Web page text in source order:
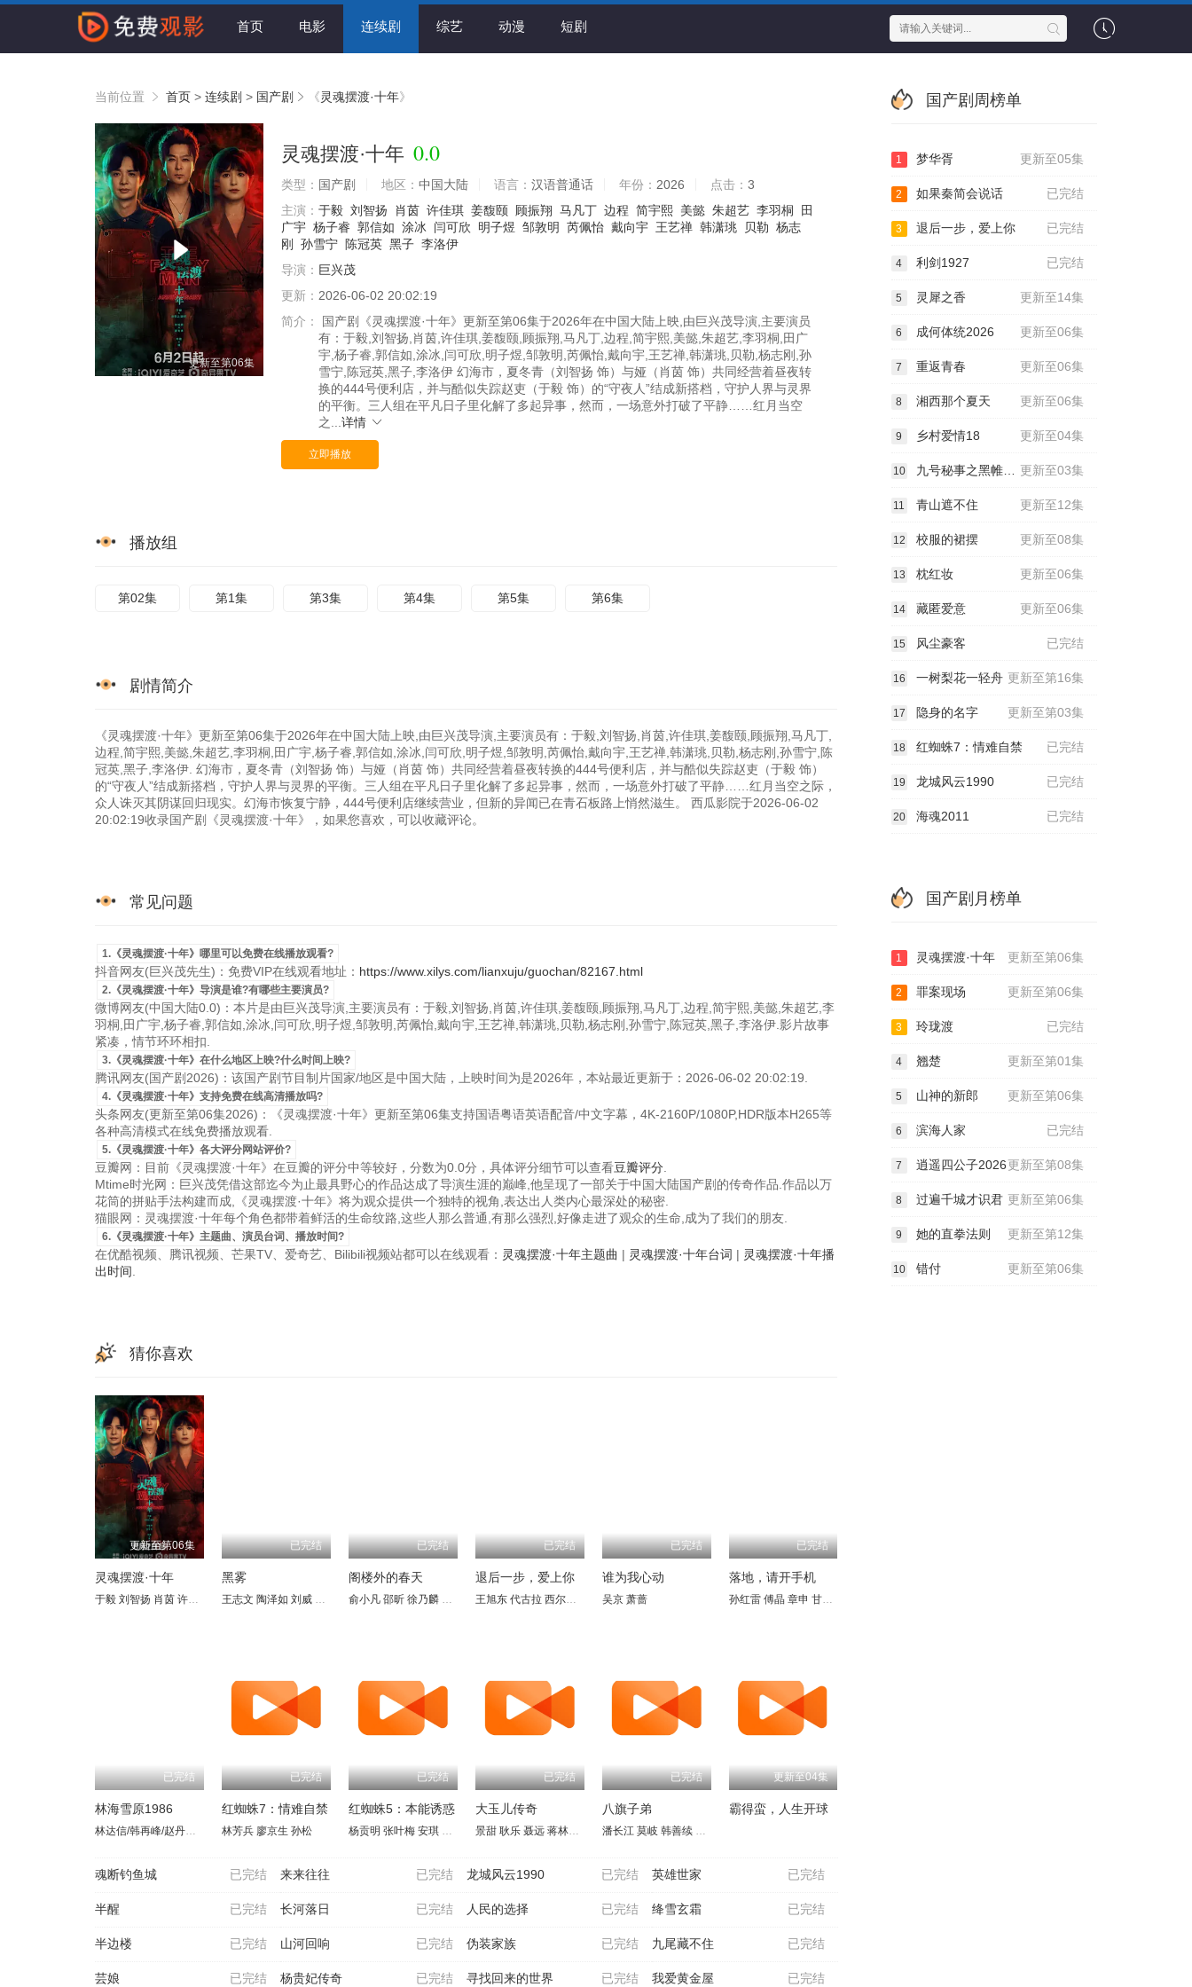
首页 电影 连续剧 综艺 动漫 短剧
当前位置 首页 > 连续剧 > 国产剧 《灵魂摆渡·十年》
更新至第06集
灵魂摆渡·十年 0.0
类型： 国产剧 地区： 中国大陆 语言： 汉语普通话 年份： 2026 点击： 3
主演： 于毅 刘智扬 肖茵 许佳琪 姜馥颐 顾振翔 马凡丁 边程 简宇熙 美懿 朱超艺 李羽桐
田
广宇 杨子睿 郭信如 涂冰 闫可欣 明子煜 邹敦明 芮佩怡 戴向宇 王艺禅 韩潇珧 贝勒 杨志
刚
孙雪宁 陈冠英 黑子 李洛伊
导演： 巨兴茂
更新： 2026-06-02 20:02:19
简介：
国产剧《灵魂摆渡·十年》更新至第06集于2026年在中国大陆上映,由巨兴茂导演,主要演员
有：于毅,刘智扬,肖茵,许佳琪,姜馥颐,顾振翔,马凡丁,边程,简宇熙,美懿,朱超艺,李羽桐,田广
宇,杨子睿,郭信如,涂冰,闫可欣,明子煜,邹敦明,芮佩怡,戴向宇,王艺禅,韩潇珧,贝勒,杨志刚,孙
雪宁,陈冠英,黑子,李洛伊 幻海市，夏冬青（刘智扬 饰）与娅（肖茵 饰）共同经营着昼夜转
换的444号便利店，并与酷似失踪赵吏（于毅 饰）的“守夜人”结成新搭档，守护人界与灵界
的平衡。三人组在平凡日子里化解了多起异事，然而，一场意外打破了平静……红月当空
之... 详情
立即播放
播放组
第02集 第1集 第3集 第4集 第5集 第6集
剧情简介
《灵魂摆渡·十年》更新至第06集于2026年在中国大陆上映,由巨兴茂导演,主要演员有：于毅,刘智扬,肖茵,许佳琪,姜馥颐,顾振翔,马凡丁,
边程,简宇熙,美懿,朱超艺,李羽桐,田广宇,杨子睿,郭信如,涂冰,闫可欣,明子煜,邹敦明,芮佩怡,戴向宇,王艺禅,韩潇珧,贝勒,杨志刚,孙雪宁,陈
冠英,黑子,李洛伊. 幻海市，夏冬青（刘智扬 饰）与娅（肖茵 饰）共同经营着昼夜转换的444号便利店，并与酷似失踪赵吏（于毅 饰）
的“守夜人”结成新搭档，守护人界与灵界的平衡。三人组在平凡日子里化解了多起异事，然而，一场意外打破了平静……红月当空之际，
众人诛灭其阴谋回归现实。幻海市恢复宁静，444号便利店继续营业，但新的异闻已在青石板路上悄然滋生。 西瓜影院于2026-06-02
20:02:19收录国产剧《灵魂摆渡·十年》，如果您喜欢，可以收藏评论。
常见问题
1.《灵魂摆渡·十年》哪里可以免费在线播放观看?
抖音网友(巨兴茂先生)：免费VIP在线观看地址： https://www.xilys.com/lianxuju/guochan/82167.html
2.《灵魂摆渡·十年》导演是谁?有哪些主要演员?
微博网友(中国大陆0.0)：本片是由巨兴茂导演,主要演员有：于毅,刘智扬,肖茵,许佳琪,姜馥颐,顾振翔,马凡丁,边程,简宇熙,美懿,朱超艺,李
羽桐,田广宇,杨子睿,郭信如,涂冰,闫可欣,明子煜,邹敦明,芮佩怡,戴向宇,王艺禅,韩潇珧,贝勒,杨志刚,孙雪宁,陈冠英,黑子,李洛伊.影片故事
紧凑，情节环环相扣.
3.《灵魂摆渡·十年》在什么地区上映?什么时间上映?
腾讯网友(国产剧2026)：该国产剧节目制片国家/地区是中国大陆，上映时间为是2026年，本站最近更新于：2026-06-02 20:02:19.
4.《灵魂摆渡·十年》支持免费在线高清播放吗?
头条网友(更新至第06集2026)：《灵魂摆渡·十年》更新至第06集支持国语粤语英语配音/中文字幕，4K-2160P/1080P,HDR版本H265等
各种高清模式在线免费播放观看.
5.《灵魂摆渡·十年》各大评分网站评价?
豆瓣网：目前《灵魂摆渡·十年》在豆瓣的评分中等较好，分数为0.0分，具体评分细节可以查看豆瓣评分
Mtime时光网：巨兴茂凭借这部迄今为止最具野心的作品达成了导演生涯的巅峰,他呈现了一部关于中国大陆国产剧的传奇作品.作品以万
花筒的拼贴手法构建而成,《灵魂摆渡·十年》将为观众提供一个独特的视角,表达出人类内心最深处的秘密.
猫眼网：灵魂摆渡·十年每个角色都带着鲜活的生命纹路,这些人那么普通,有那么强烈,好像走进了观众的生命,成为了我们的朋友.
6.《灵魂摆渡·十年》主题曲、演员台词、播放时间?
在优酷视频、腾讯视频、芒果TV、爱奇艺、Bilibili视频站都可以在线观看： 灵魂摆渡·十年主题曲 | 灵魂摆渡·十年台词 | 灵魂摆渡·十年播
出时间
猜你喜欢
更新至第06集
灵魂摆渡·十年
于毅 刘智扬 肖茵 许佳琪 姜馥颐 顾振翔 马凡丁 边程 简宇熙 美懿 朱超艺 李羽桐 田广宇 杨子睿 郭信如 涂冰 闫可欣 明子煜 芮佩怡 戴向宇 王艺禅 韩潇珧
已完结
黑雾
王志文 陶泽如 刘威 张晓林 田海蓉 吕凉 孔维 赵雅莉 雷明 翟乃社 吕启凤 林栋甫 于东江 孙岚 王余昌 张黎明 洪融 宋世英
已完结
阁楼外的春天
俞小凡 邵昕 徐乃麟 潘仪君 娄培华 刘世范
已完结
退后一步，爱上你
王旭东 代古拉 西尔扎提 陈静 矫昊 陈樱丹 廖梦妍 瑾颜
已完结
谁为我心动
吴京 萧蔷
已完结
落地，请开手机
孙红雷 傅晶 章申 甘婷婷
已完结
林海雪原1986
已完结
红蜘蛛7：情难自禁
林芳兵 廖京生 孙松
已完结
红蜘蛛5：本能诱惑
杨贡明 张叶梅 安琪 王天妮 李亚天
已完结
大玉儿传奇
景甜 耿乐 聂远 蒋林静 惠英红 于荣光 万沛鑫
已完结
八旗子弟
潘长江 莫岐 韩善续
更新至04集
霸得蛮，人生开球
已完结
魂断钓鱼城 已完结
来来往往 已完结
龙城风云1990 已完结
英雄世家
已完结
半醒 已完结
长河落日 已完结
人民的选择 已完结
绛雪玄霜
已完结
半边楼 已完结
山河回响 已完结
伪装家族 已完结
九尾藏不住
已完结
芸娘 已完结
杨贵妃传奇 已完结
寻找回来的世界 已完结
我爱黄金屋
国产剧周榜单
更新至05集
1 梦华胥
已完结
2 如果秦简会说话
已完结
3 退后一步，爱上你
已完结
4 利剑1927
更新至14集
5 灵犀之香
更新至06集
6 成何体统2026
更新至06集
7 重返青春
更新至06集
8 湘西那个夏天
更新至04集
9 乡村爱情18
更新至03集
10 九号秘事之黑帷背后
更新至12集
11 青山遮不住
更新至08集
12 校服的裙摆
更新至06集
13 枕红妆
更新至06集
14 藏匿爱意
已完结
15 风尘豪客
更新至第16集
16 一树梨花一轻舟
更新至第03集
17 隐身的名字
已完结
18 红蜘蛛7：情难自禁
已完结
19 龙城风云1990
已完结
20 海魂2011
国产剧月榜单
更新至第06集
1 灵魂摆渡·十年
更新至第06集
2 罪案现场
已完结
3 玲珑渡
更新至第01集
4 翘楚
更新至第06集
5 山神的新郎
已完结
6 滨海人家
更新至第08集
7 逍遥四公子2026
更新至第06集
8 过遍千城才识君
更新至第12集
9 她的直拳法则
更新至第06集
10 错付